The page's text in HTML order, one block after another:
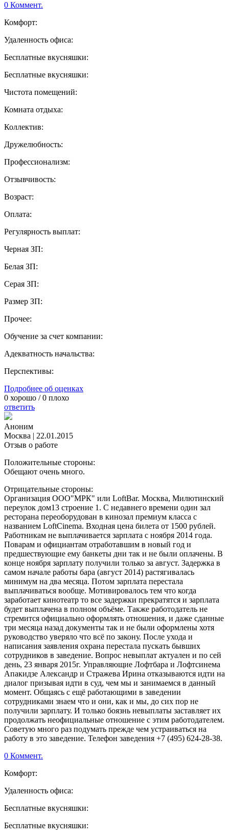
0 Коммент.
Комфорт:
Удаленность офиса:
Бесплатные вкусняшки:
Бесплатные вкусняшки:
Чистота помещений:
Комната отдыха:
Коллектив:
Дружелюбность:
Профессионализм:
Отзывчивость:
Возраст:
Оплата:
Регулярность выплат:
Черная ЗП:
Белая ЗП:
Серая ЗП:
Размер ЗП:
Прочее:
Обучение за счет компании:
Адекватность начальства:
Перспективы:
Подробнее об оценках
0 хорошо /0 плохо
ответить
Аноним
Москва | 22.01.2015
Отзыв о работе
Положительные стороны:
Обещают очень много.
Отрицательные стороны:
Организация ООО"МРК" или LoftBar. Москва, Милютинский
переулок дом13 строение 1. С недавнего времени один зал
ресторана переоборудован в кинозал премиум класса с
названием LoftCinema. Входная цена билета от 1500 рублей.
Работникам не выплачивается зарплата с ноября 2014 года.
Поварам и официантам отработавшим в новый год и
предшествующие ему банкеты дни так и не были оплачены. В
конце ноября зарплату получили только за август. Задержка в
самом начале работы бара (август 2014) растягивалась
минимум на два месяца. Потом зарплата перестала
выплачиваться вообще. Мотивировалось тем что когда
заработает кинотеатр то все задержки прекратятся и зарплата
будет выплачена в полном объёме. Также работодатель не
стремится официально оформлять отношения, и даже сданные
три месяца назад документы так и не были оформлены хотя
руководство уверяло что всё по закону. После ухода и
написания заявления охрана перестала пускать бывших
сотрудников в заведение. Вопрос невыплат актуален и по сей
день, 23 января 2015г. Управляющие Лофтбара и Лофтсинема
Апакидзе Александр и Стражева Ирина отказываются идти на
диалог призывая идти в суд, чем мы и занимаемся в данный
момент. Общаясь с ещё работающими в заведении
сотрудниками знаем что и они, как и мы, до сих пор не
получили зарплату. И только боязнь невыплаты заставляет их
продолжать неофициальные отношение с этим работодателем.
Советую много раз подумать прежде чем устраиваться на
работу в это заведение. Телефон заведения +7 (495) 624-28-38.
0 Коммент.
Комфорт:
Удаленность офиса:
Бесплатные вкусняшки:
Бесплатные вкусняшки: